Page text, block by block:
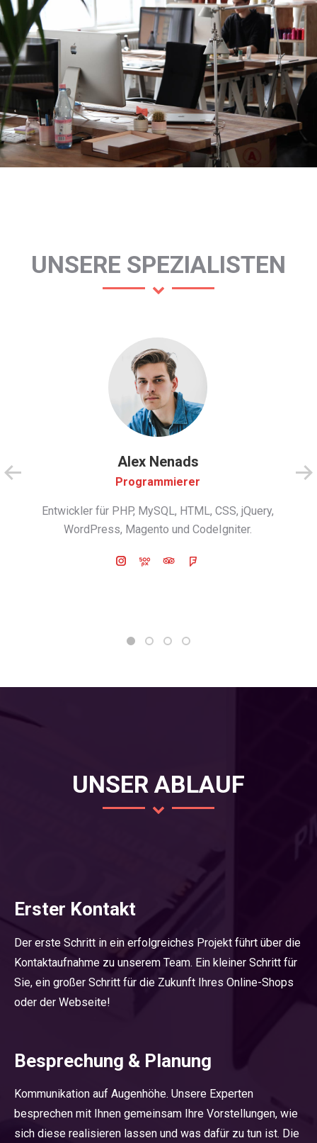
UNSERE SPEZIALISTEN
Alex Nenads
Programmierer
Entwickler für PHP, MySQL, HTML, CSS, jQuery,
WordPress, Magento und CodeIgniter.
Instagram
500pxTripAdvisorFoursquare
UNSER ABLAUF
Erster Kontakt
Der erste Schritt in ein erfolgreiches Projekt führt über die
Kontaktaufnahme zu unserem Team. Ein kleiner Schritt für
Sie, ein großer Schritt für die Zukunft Ihres Online-Shops
oder der Webseite!
Besprechung & Planung
Kommunikation auf Augenhöhe. Unsere Experten
besprechen mit Ihnen gemeinsam Ihre Vorstellungen, wie
sich diese realisieren lassen und was dafür zu tun ist. Die